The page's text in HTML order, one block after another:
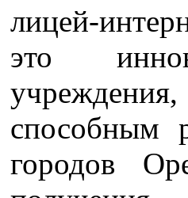
лицей-
это
способным
городов